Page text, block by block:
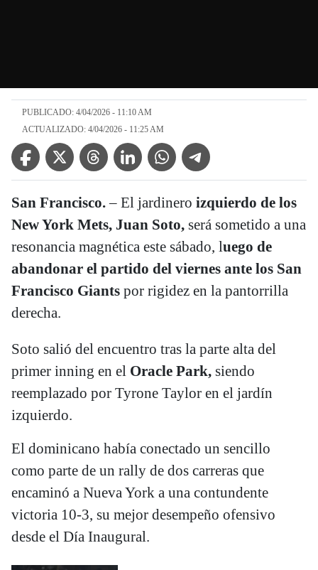
PUBLICADO: 4/04/2026 - 11:10 AM
ACTUALIZADO: 4/04/2026 - 11:25 AM
Facebook IconTwitter IconThreads IconLinkedin IconWhatsApp IconTelegram Icon
San Francisco.– El jardinero izquierdo de los
New York Mets, Juan Soto, será sometido a una
resonancia magnética este sábado, luego de
abandonar el partido del viernes ante los San
Francisco Giants por rigidez en la pantorrilla
derecha.
Soto salió del encuentro tras la parte alta del
primer inning en el Oracle Park, siendo
reemplazado por Tyrone Taylor en el jardín
izquierdo.
El dominicano había conectado un sencillo
como parte de un rally de dos carreras que
encaminó a Nueva York a una contundente
victoria 10-3, su mejor desempeño ofensivo
desde el Día Inaugural.